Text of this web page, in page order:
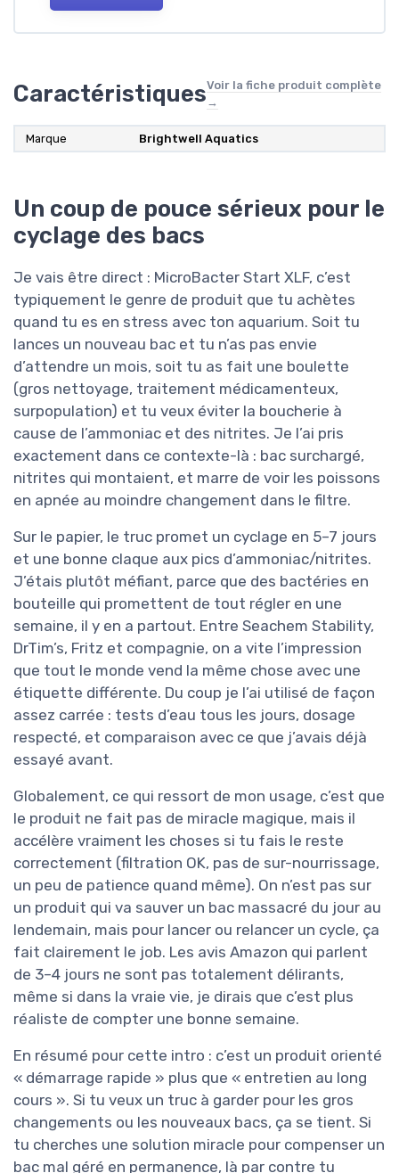
CaractéristiquesVoir la fiche produit complète
→
Marque Brightwell Aquatics
Un coup de pouce sérieux pour le
cyclage des bacs
Je vais être direct : MicroBacter Start XLF, c’est
typiquement le genre de produit que tu achètes
quand tu es en stress avec ton aquarium. Soit tu
lances un nouveau bac et tu n’as pas envie
d’attendre un mois, soit tu as fait une boulette
(gros nettoyage, traitement médicamenteux,
surpopulation) et tu veux éviter la boucherie à
cause de l’ammoniac et des nitrites. Je l’ai pris
exactement dans ce contexte-là : bac surchargé,
nitrites qui montaient, et marre de voir les poissons
en apnée au moindre changement dans le filtre.
Sur le papier, le truc promet un cyclage en 5–7 jours
et une bonne claque aux pics d’ammoniac/nitrites.
J’étais plutôt méfiant, parce que des bactéries en
bouteille qui promettent de tout régler en une
semaine, il y en a partout. Entre Seachem Stability,
DrTim’s, Fritz et compagnie, on a vite l’impression
que tout le monde vend la même chose avec une
étiquette différente. Du coup je l’ai utilisé de façon
assez carrée : tests d’eau tous les jours, dosage
respecté, et comparaison avec ce que j’avais déjà
essayé avant.
Globalement, ce qui ressort de mon usage, c’est que
le produit ne fait pas de miracle magique, mais il
accélère vraiment les choses si tu fais le reste
correctement (filtration OK, pas de sur-nourrissage,
un peu de patience quand même). On n’est pas sur
un produit qui va sauver un bac massacré du jour au
lendemain, mais pour lancer ou relancer un cycle, ça
fait clairement le job. Les avis Amazon qui parlent
de 3–4 jours ne sont pas totalement délirants,
même si dans la vraie vie, je dirais que c’est plus
réaliste de compter une bonne semaine.
En résumé pour cette intro : c’est un produit orienté
« démarrage rapide » plus que « entretien au long
cours ». Si tu veux un truc à garder pour les gros
changements ou les nouveaux bacs, ça se tient. Si
tu cherches une solution miracle pour compenser un
bac mal géré en permanence, là par contre tu